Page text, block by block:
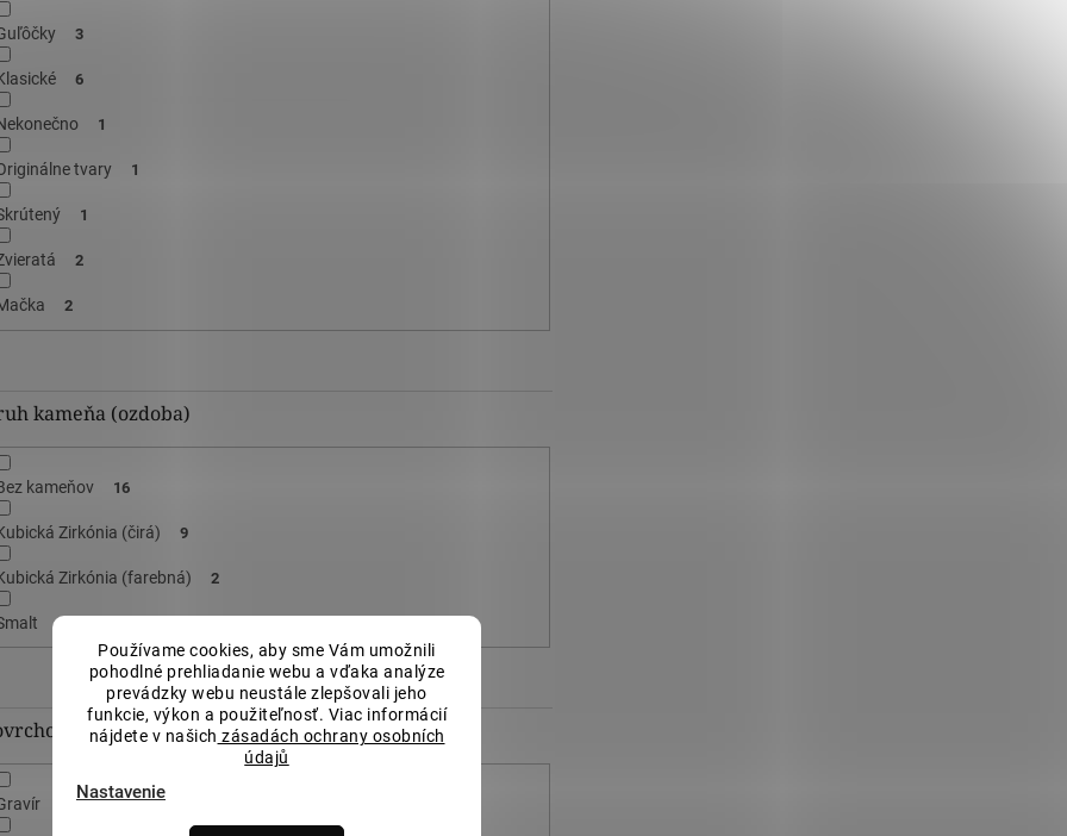
Používame cookies, aby sme Vám umožnili
pohodlné prehliadanie webu a vďaka analýze
prevádzky webu neustále zlepšovali jeho
funkcie, výkon a použiteľnosť. Viac informácií
nájdete v našich zásadách ochrany osobních
údajů
Nastavenie
3
6
1
tvary 1
1
2
2
kameňa (ozdoba)
kameňov 16
Zirkónia (čirá) 9
Zirkónia (farebná) 2
3
úprava